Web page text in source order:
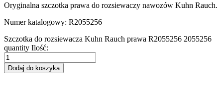
Oryginalna szczotka prawa do rozsiewaczy nawozów Kuhn Rauch.
Numer katalogowy: R2055256
Szczotka do rozsiewacza Kuhn Rauch prawa R2055256 2055256
quantity Ilość:
Dodaj do koszyka